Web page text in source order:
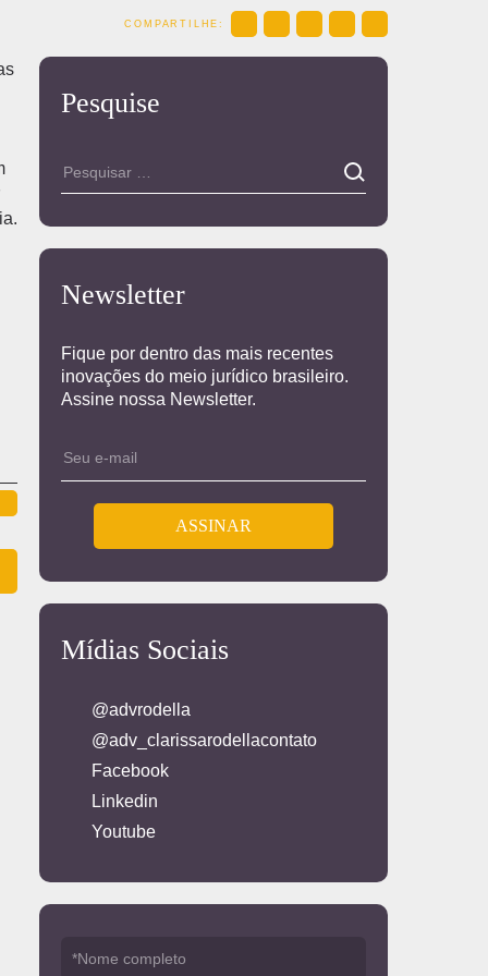
COMPARTILHE:
Pesquise
Newsletter
Fique por dentro das mais recentes
inovações do meio jurídico brasileiro.
Assine nossa Newsletter.
Mídias Sociais
@advrodella
@adv_clarissarodellacontato
Facebook
Linkedin
Youtube